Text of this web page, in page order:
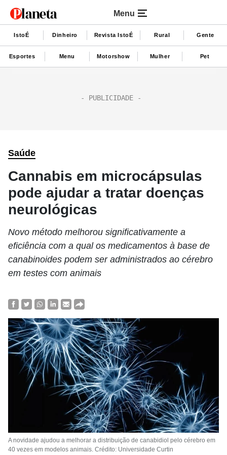
Menu
IstoÉ Dinheiro Revista IstoÉ Rural Gente
Esportes Menu Motorshow Mulher Pet
Saúde
Cannabis em microcápsulas
pode ajudar a tratar doenças
neurológicas
Novo método melhorou significativamente a
eficiência com a qual os medicamentos à base de
canabinoides podem ser administrados ao cérebro
em testes com animais
A novidade ajudou a melhorar a distribuição de canabidiol pelo cérebro em
40 vezes em modelos animais. Crédito: Universidade Curtin